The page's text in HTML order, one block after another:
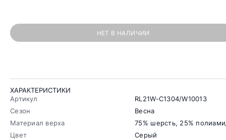
НЕТ В НАЛИЧИИ
ХАРАКТЕРИСТИКИ
Артикул
RL21W-C1304/W10013
Сезон
Весна
Материал верха
75% шерсть, 25%
Цвет
Серый